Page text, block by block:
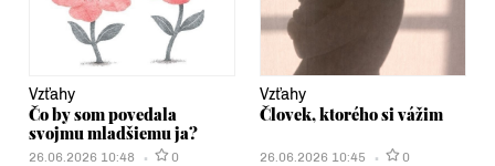
Vzťahy
Čo by som povedala
svojmu mladšiemu ja?
26.06.2026 10:48 0
Vzťahy
Človek, ktorého si vážim
26.06.2026 10:45 0